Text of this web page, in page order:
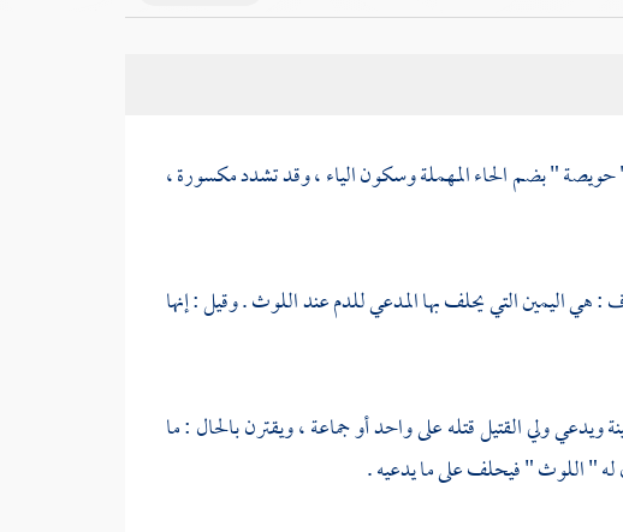
حويصة "بضم الحاء المهملة وسكون الياء ، وقد تشدد مكسورة ،
: هي اليمين التي يحلف بها المدعي للدم عند اللوث . وقيل : إنها
ويدعي ولي القتيل قتله على واحد أو جماعة ، ويقترن بالحال : ما
" اللوث " فيحلف على ما يدعيه .